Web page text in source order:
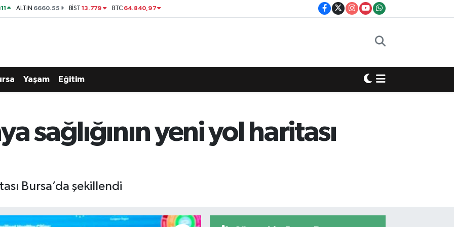
ALTIN 6660.55 BİST13.779 BTC 64.840,97
Yaşam Eğitim
sağlığının yeni yol haritası
Bursa’da şekillendi